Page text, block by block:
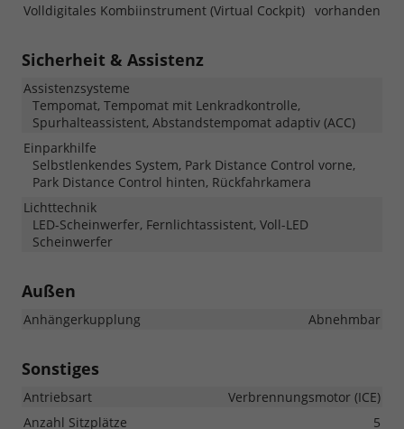
Volldigitales Kombiinstrument (Virtual Cockpit) vorhanden
Sicherheit & Assistenz
Assistenzsysteme
Tempomat, Tempomat mit Lenkradkontrolle,
Spurhalteassistent, Abstandstempomat adaptiv (ACC)
Einparkhilfe
Selbstlenkendes System, Park Distance Control vorne,
Park Distance Control hinten, Rückfahrkamera
Lichttechnik
LED-Scheinwerfer, Fernlichtassistent, Voll-LED
Scheinwerfer
Außen
Anhängerkupplung Abnehmbar
Sonstiges
Antriebsart
Verbrennungsmotor (ICE)
Anzahl Sitzplätze
5